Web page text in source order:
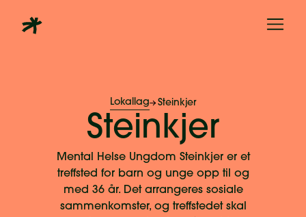
Lokallag Steinkjer
Steinkjer
Mental Helse Ungdom Steinkjer er et
treffsted for barn og unge opp til og
med 36 år. Det arrangeres sosiale
sammenkomster, og treffstedet skal